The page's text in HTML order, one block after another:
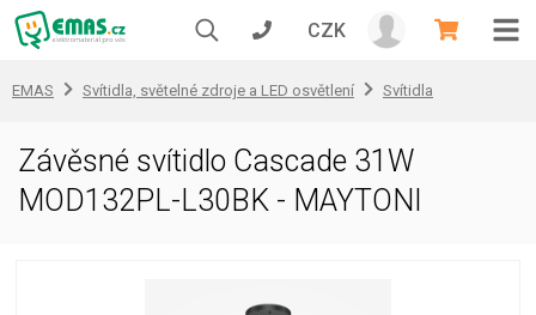
CZK
EMAS Svítidla, světelné zdroje a LED osvětlení Svítidla
Závěsné svítidlo Cascade 31W
MOD132PL-L30BK - MAYTONI